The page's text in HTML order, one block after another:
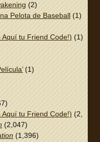
(2)
Pelota de Baseball (1)
Aquí tu Friend Code!) (1)
(1)
Aquí tu Friend Code!) (2,337)
(2,047)
(1,396)